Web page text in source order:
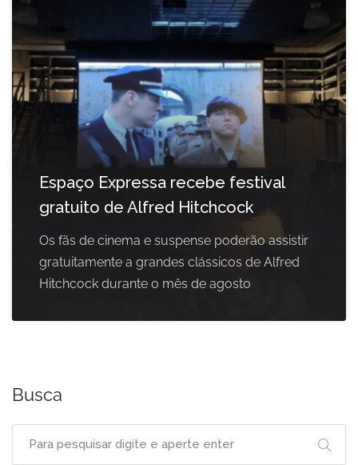
Espaço Expressa recebe festival
gratuito de Alfred Hitchcock
Os fãs de cinema e suspense poderão assistir
gratuitamente a grandes clássicos de Alfred
Hitchcock durante o mês de agosto
Busca